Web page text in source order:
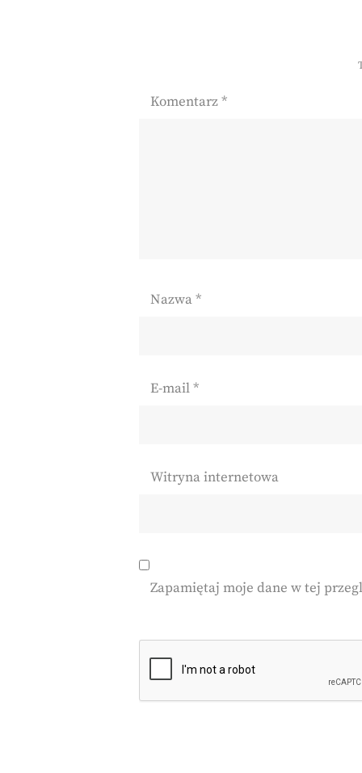
Komentarz*
Nazwa*
E-mail*
Witryna internetowa
Zapamiętaj moje dane w tej